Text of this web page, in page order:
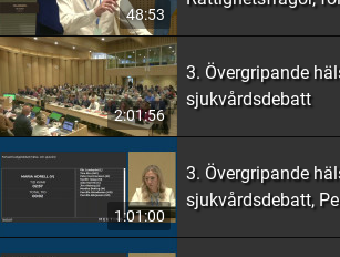
48:53
2:01:56
3. Övergripande
sjukvårdsdebatt
1:01:00
3. Övergripande
sjukvårdsdebatt,